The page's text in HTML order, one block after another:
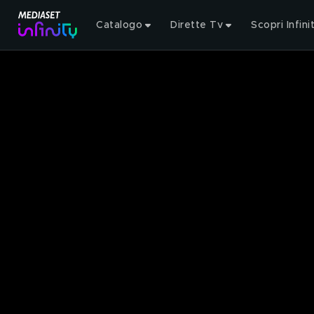
Catalogo Dirette Tv Scopri